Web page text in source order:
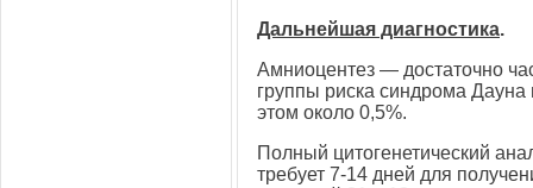
Дальнейшая диагностика.
Амниоцентез — достаточно
группы риска синдрома
этом около 0,5%.
Полный цитогенетический
требует 7-14 дней для